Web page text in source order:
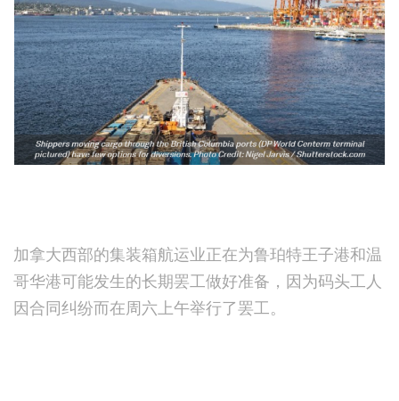
加拿大西部的集装箱航运业正在为鲁珀特王子港和温
哥华港可能发生的长期罢工做好准备，因为码头工人
因合同纠纷而在周六上午举行了罢工。